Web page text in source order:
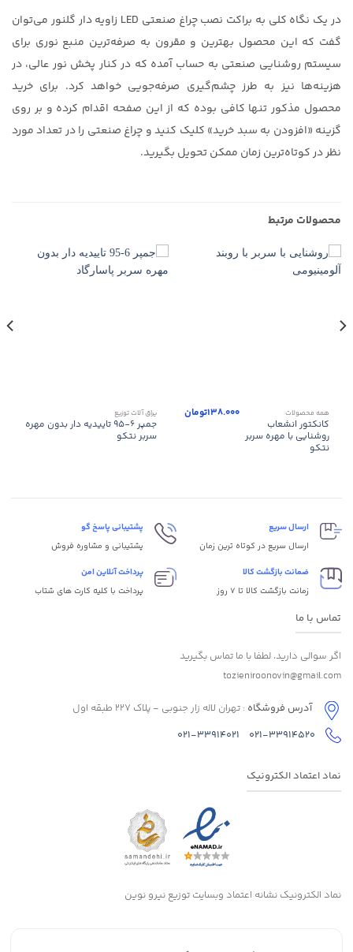
در یک نگاه کلی به براکت نصب چراغ صنعتی LED زاویه دار گلنور می‌توان
گفت که این محصول بهترین و مقرون به صرفه‌ترین منبع نوری برای
سیستم روشنایی صنعتی به حساب آمده که در کنار پخش نور عالی، در
هزینه‌ها نیز به طرز چشم‌گیری صرفه‌جویی خواهد کرد. برای خرید
محصول مذکور تنها کافی بوده که از این صفحه اقدام کرده و بر روی
گزینه «افزودن به سبد خرید» کلیک کنید و چراغ صنعتی را در تعداد مورد
نظر در کوتاه‌ترین زمان ممکن تحویل بگیرید.
محصولات مرتبط
همه محصولات
کانکتور انشعاب
روشنایی با مهره سربر
نتکو
138.000تومان یراق آلات توزیع
جمپر ۶-۹۵ تاییدیه دار بدون مهره
سربر نتکو
ارسال سریع
ارسال سریع در کوتاه ترین زمان
پشتیبانی پاسخ گو
پشتیبانی و مشاوره فروش
ضمانت بازگشت کالا
زمانت بازگشت کالا تا 7 روز
پرداخت آنلاین امن
پرداخت با کلیه کارت های شتاب
تماس با ما
اگر سوالی دارید، لطفا با ما تماس بگیرید
tozieniroonovin@gmail.com
آدرس فروشگاه : تهران لاله زار جنوبی - پلاک 227 طبقه اول
021-33914520
021-33914021
نماد اعتماد الکترونیک
نماد الکترونیک نشانه اعتماد وبسایت توزیع نیرو نوین